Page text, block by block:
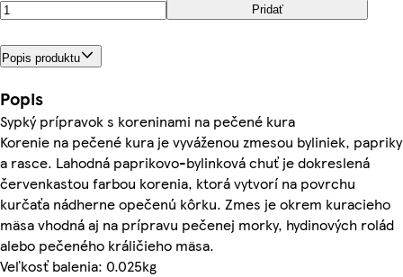
Pridať
Popis produktu
Popis
Sypký prípravok s koreninami na pečené kura
Korenie na pečené kura je vyváženou zmesou byliniek, papriky
a rasce. Lahodná paprikovo-bylinková chuť je dokreslená
červenkastou farbou korenia, ktorá vytvorí na povrchu
kurčaťa nádherne opečenú kôrku. Zmes je okrem kuracieho
mäsa vhodná aj na prípravu pečenej morky, hydinových rolád
alebo pečeného králičieho mäsa.
Veľkosť balenia: 0.025kg